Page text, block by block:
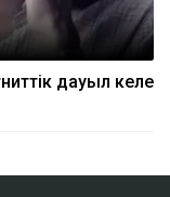
дауыл келе